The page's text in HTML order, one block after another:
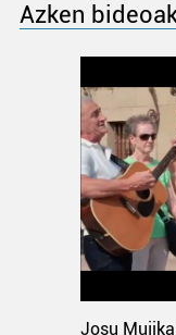
Azken
Josu